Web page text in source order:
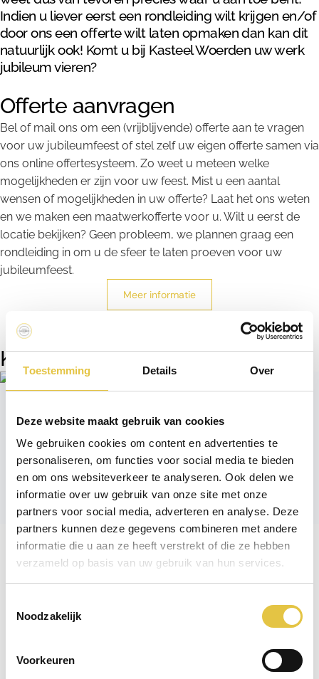
Toestemming Details Over
Deze website maakt gebruik van cookies
We gebruiken cookies om content en advertenties te
personaliseren, om functies voor social media te bieden
en om ons websiteverkeer te analyseren. Ook delen we
informatie over uw gebruik van onze site met onze
partners voor social media, adverteren en analyse. Deze
partners kunnen deze gegevens combineren met andere
informatie die u aan ze heeft verstrekt of die ze hebben
verzameld op basis van uw gebruik van hun services.
Noodzakelijk
Voorkeuren
Indien u liever eerst een rondleiding wilt krijgen en/of
door ons een offerte wilt laten opmaken dan kan dit
natuurlijk ook! Komt u bij Kasteel Woerden uw werk
jubileum vieren?
Offerte aanvragen
Bel of mail ons om een (vrijblijvende) offerte aan te vragen
voor uw jubileumfeest of stel zelf uw eigen offerte samen via
ons online offertesysteem. Zo weet u meteen welke
mogelijkheden er zijn voor uw feest. Mist u een aantal
wensen of mogelijkheden in uw offerte? Laat het ons weten
en we maken een maatwerkofferte voor u. Wilt u eerst de
locatie bekijken? Geen probleem, we plannen graag een
rondleiding in om u de sfeer te laten proeven voor uw
jubileumfeest.
Meer informatie
Kom direct in contact met ons
Kasteelheer
Gert-Jan
Coördinator sales
& reserveringen